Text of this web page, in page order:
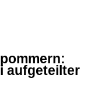
aufgeteilter